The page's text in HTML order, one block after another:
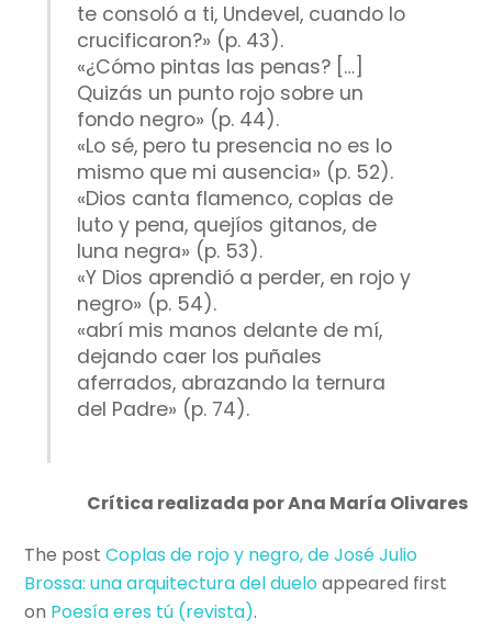
te consoló a ti, Undevel, cuando lo
crucificaron?» (p. 43).
«¿Cómo pintas las penas? […]
Quizás un punto rojo sobre un
fondo negro» (p. 44).
«Lo sé, pero tu presencia no es lo
mismo que mi ausencia» (p. 52).
«Dios canta flamenco, coplas de
luto y pena, quejíos gitanos, de
luna negra» (p. 53).
«Y Dios aprendió a perder, en rojo y
negro» (p. 54).
«abrí mis manos delante de mí,
dejando caer los puñales
aferrados, abrazando la ternura
del Padre» (p. 74).
Crítica realizada por Ana María Olivares
The postCoplas de rojo y negro, de José Julio
Brossa: una arquitectura del dueloappeared first
on Poesí­a eres tú (revista).